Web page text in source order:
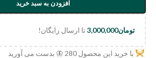
افزودن به سبد خرید
تومان3,000,000تا ارسال رایگان!
با خرید این محصول 280 🦋 بدست می آورید